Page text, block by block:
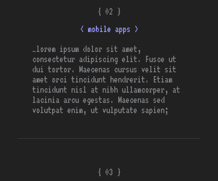
{ 02 }
< mobile apps >
…lorem ipsum dolor sit amet,
consectetur adipiscing elit. Fusce ut
dui tortor. Maecenas cursus velit sit
amet orci tincidunt hendrerit. Etiam
tincidunt nisl at nibh ullamcorper, at
lacinia arcu egestas. Maecenas sed
volutpat enim, ut vulputate sapien;
{ 03 }